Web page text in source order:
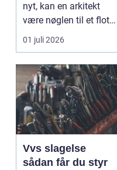
nyt, kan en arkitekt
være nøglen til et flot
resultat, d...
01 juli 2026
Vvs slagelse
sådan får du styr